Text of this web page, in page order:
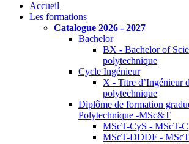
Accueil
Les formations
Catalogue 2026 - 2027
Bachelor
BX - Bachelor of
polytechnique
Cycle Ingénieur
X - Titre d’Ingénieur
polytechnique
Diplôme de formation
Polytechnique -MSc&T
MScT-CyS - MScT-
MScT-DDDF -